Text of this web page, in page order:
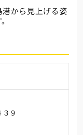
から見上げる姿
９